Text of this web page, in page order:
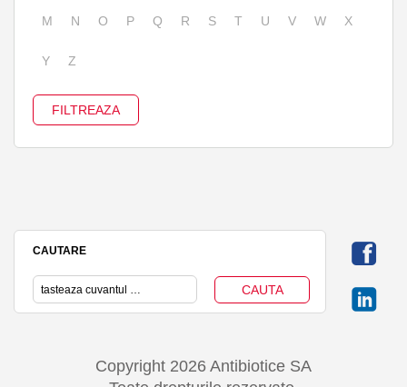
M N O P Q R S T U V W X
Y Z
CAUTARE
Copyright 2026 Antibiotice SA